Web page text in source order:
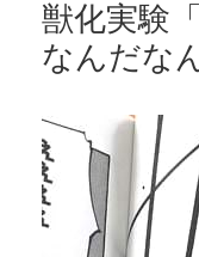
獣化実験
なんだな